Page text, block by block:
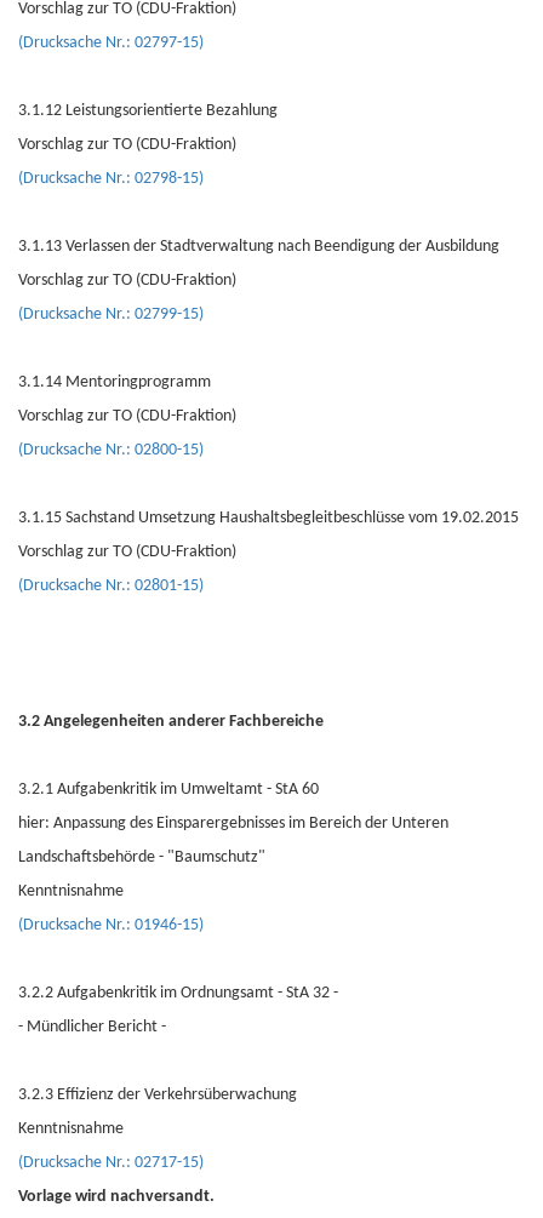
Vorschlag zur TO (CDU-Fraktion)
(Drucksache Nr.: 02797-15)
3.1.12 Leistungsorientierte Bezahlung
Vorschlag zur TO (CDU-Fraktion)
(Drucksache Nr.: 02798-15)
3.1.13 Verlassen der Stadtverwaltung nach Beendigung der Ausbildung
Vorschlag zur TO (CDU-Fraktion)
(Drucksache Nr.: 02799-15)
3.1.14 Mentoringprogramm
Vorschlag zur TO (CDU-Fraktion)
(Drucksache Nr.: 02800-15)
3.1.15 Sachstand Umsetzung Haushaltsbegleitbeschlüsse vom 19.02.2015
Vorschlag zur TO (CDU-Fraktion)
(Drucksache Nr.: 02801-15)
3.2 Angelegenheiten anderer Fachbereiche
3.2.1 Aufgabenkritik im Umweltamt - StA 60
hier: Anpassung des Einsparergebnisses im Bereich der Unteren
Landschaftsbehörde - "Baumschutz"
Kenntnisnahme
(Drucksache Nr.: 01946-15)
3.2.2 Aufgabenkritik im Ordnungsamt - StA 32 -
- Mündlicher Bericht -
3.2.3 Effizienz der Verkehrsüberwachung
Kenntnisnahme
(Drucksache Nr.: 02717-15)
Vorlage wird nachversandt.